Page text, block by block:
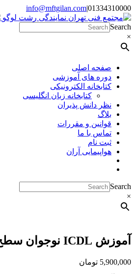
Skip
to
content
01334310000
|
info@mftgilan.com
Instagram
LinkedIn
Search
×
صفحه اصلی
دوره های آموزشی
کتابخانه الکترونیکی
کتابخانه زبان انگلیسی
نظر دانش پذیران
بلاگ
قوانین و مقررات
تماس با ما
ثبت نام
هواپیمایی آران
Search
×
آموزش ICDL نوجوان سطح یک
5,900,000 تومان